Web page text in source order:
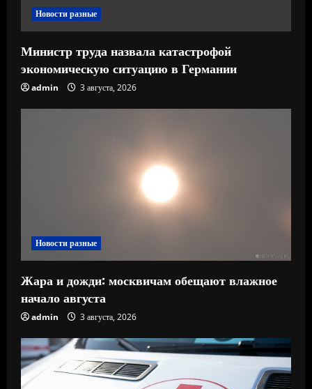
Новости разные
Министр труда назвала катастрофой
экономическую ситуацию в Германии
admin 3 августа, 2026
Новости разные
Жара и дожди: москвичам обещают влажное
начало августа
admin 3 августа, 2026